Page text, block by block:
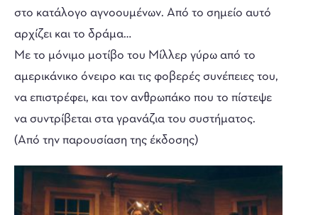
στο κατάλογο αγνοουμένων. Από το σημείο αυτό
αρχίζει και το δράμα…
Με το μόνιμο μοτίβο του Μίλλερ γύρω από το
αμερικάνικο όνειρο και τις φοβερές συνέπειες του,
να επιστρέφει, και τον ανθρωπάκο που το πίστεψε
να συντρίβεται στα γρανάζια του συστήματος.
(Από την παρουσίαση της έκδοσης)